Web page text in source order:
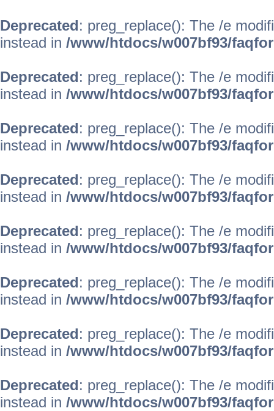
Deprecated: preg_replace(): The /e
instead in /www/htdocs/w007bf93/
Deprecated: preg_replace(): The /e
instead in /www/htdocs/w007bf93/
Deprecated: preg_replace(): The /e
instead in /www/htdocs/w007bf93/
Deprecated: preg_replace(): The /e
instead in /www/htdocs/w007bf93/
Deprecated: preg_replace(): The /e
instead in /www/htdocs/w007bf93/
Deprecated: preg_replace(): The /e
instead in /www/htdocs/w007bf93/
Deprecated: preg_replace(): The /e
instead in /www/htdocs/w007bf93/
Deprecated: preg_replace(): The /e
instead in /www/htdocs/w007bf93/